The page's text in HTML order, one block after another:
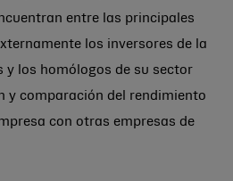
entre las principales
los inversores de la
y los homólogos de su sector
y comparación del rendimiento
con otras empresas de